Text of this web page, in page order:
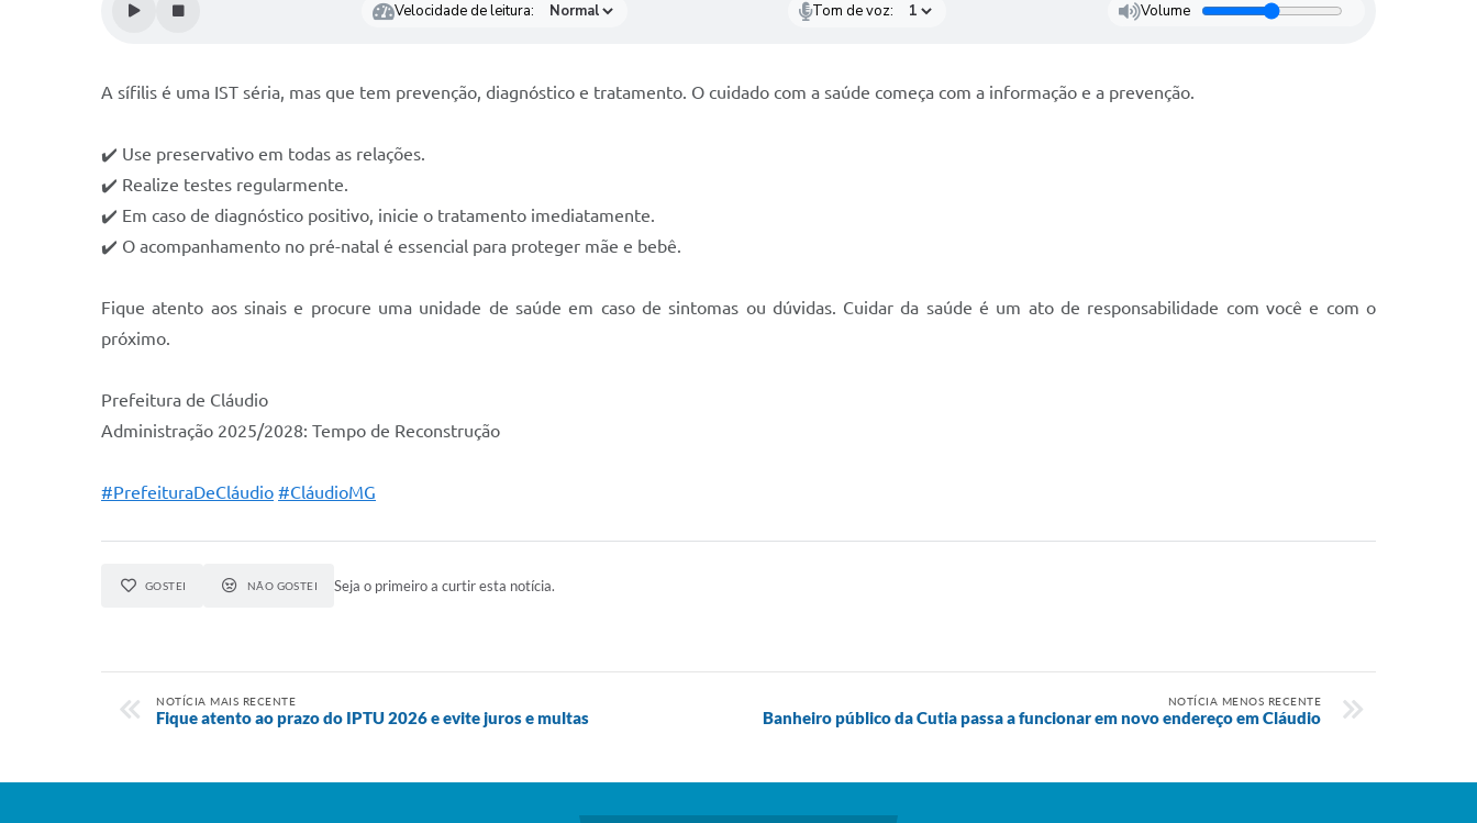
Velocidade de leitura: Tom de voz: Volume
A sífilis é uma IST séria, mas que tem prevenção, diagnóstico e tratamento. O cuidado com a saúde começa com a informação e a prevenção.
✔️ Use preservativo em todas as relações.
✔️ Realize testes regularmente.
✔️ Em caso de diagnóstico positivo, inicie o tratamento imediatamente.
✔️ O acompanhamento no pré-natal é essencial para proteger mãe e bebê.
Fique atento aos sinais e procure uma unidade de saúde em caso de sintomas ou dúvidas. Cuidar da saúde é um ato de responsabilidade com você e com o
próximo.
Prefeitura de Cláudio
Administração 2025/2028: Tempo de Reconstrução
#PrefeituraDeCláudio #CláudioMG
GOSTEI NÃO GOSTEI Seja o primeiro a curtir esta notícia.
NOTÍCIA MAIS RECENTE
Fique atento ao prazo do IPTU 2026 e evite juros e multas
NOTÍCIA MENOS RECENTE
Banheiro público da Cutia passa a funcionar em novo endereço em Cláudio